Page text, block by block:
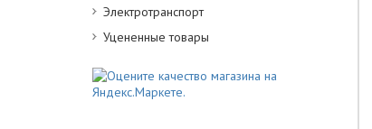
Электротранспорт
Уцененные товары